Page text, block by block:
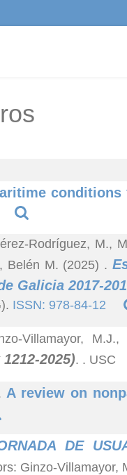
Rodríguez, M.,
Belén M. (2025) .
Galicia 2017-
ISSN: 978-84-12
Villamayor,
2025). . USC
A review on
DE
Ginzo-Villamayor,